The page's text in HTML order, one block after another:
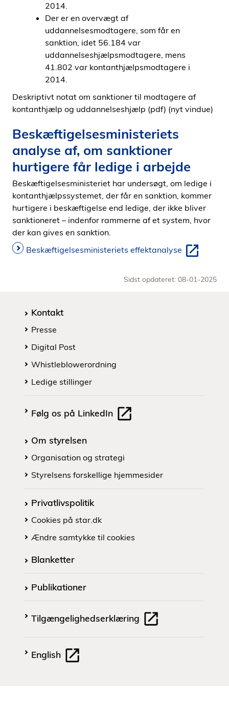
2014.
Der er en overvægt af
uddannelsesmodtagere, som får en
sanktion, idet 56.184 var
uddannelseshjælpsmodtagere, mens
41.802 var kontanthjælpsmodtagere i
2014.
Deskriptivt notat om sanktioner til modtagere af
kontanthjælp og uddannelseshjælp (pdf) (nyt vindue)
Beskæftigelsesministeriets
analyse af, om sanktioner
hurtigere får ledige i arbejde
Beskæftigelsesministeriet har undersøgt, om ledige i
kontanthjælpssystemet, der får en sanktion, kommer
hurtigere i beskæftigelse end ledige, der ikke bliver
sanktioneret – indenfor rammerne af et system, hvor
der kan gives en sanktion.
Beskæftigelsesministeriets effektanalyse
Sidst opdateret: 08-01-2025
Kontakt
Presse
Digital Post
Whistleblowerordning
Ledige stillinger
Følg os på LinkedIn
Om styrelsen
Organisation og strategi
Styrelsens forskellige hjemmesider
Privatlivspolitik
Cookies på star.dk
Ændre samtykke til cookies
Blanketter
Publikationer
Tilgængelighedserklæring
English